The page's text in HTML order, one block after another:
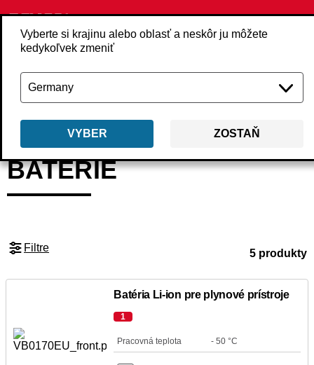
Vyberte si krajinu alebo oblasť a neskôr ju môžete
kedykoľvek zmeniť
VYBER ZOSTAŇ
Späť Produkty Príslušenstvo
BATÉRIE
Filtre 5 produkty
Batéria Li-ion pre plynové prístroje
1
Pracovná teplota - 50 °C